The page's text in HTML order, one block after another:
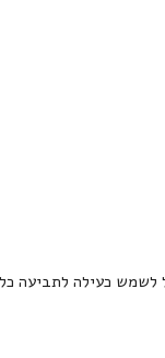
לשמש כעילה לתביעה